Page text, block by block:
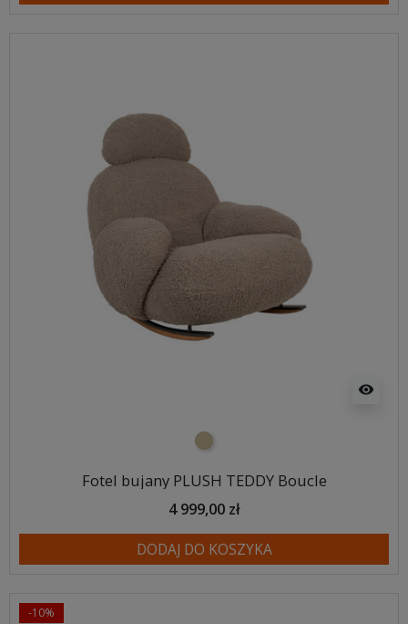
visibility
ciemny beż
Fotel bujany PLUSH TEDDY Boucle
4 999,00 zł
DODAJ DO KOSZYKA
-10%